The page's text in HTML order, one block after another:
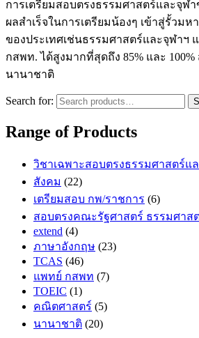
การเตรียมสอบตรงธรรมศาสตร์และจุฬ
ผลสำเร็จในการเตรียมน้องๆ เข้าสู่รั้วม
ของประเทศเช่นธรรมศาสตร์และจุฬาฯ
กสพท. ได้สูงมากที่สุดถึง 85% และ
นานาชาติ
Search for:
Range of Products
วิชาเฉพาะสอบตรงธรรมศาสตร์แ
สังคม (22)
เตรียมสอบ กพ/ราชการ (6)
สอบตรงคณะรัฐศาสตร์ ธรรมศาส
extend (4)
ภาษาอังกฤษ (23)
TCAS (46)
แพทย์ กสพท (7)
TOEIC (1)
คณิตศาสตร์ (5)
นานาชาติ (20)